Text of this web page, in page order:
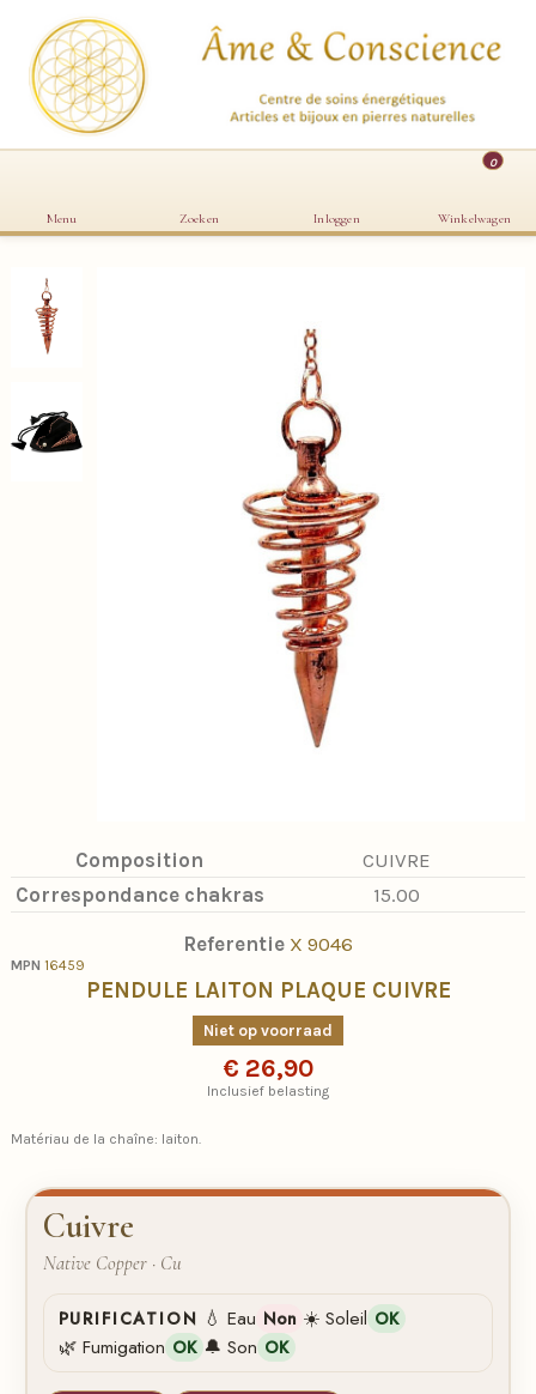
Menu Zoeken Inloggen
0
Winkelwagen
Composition
CUIVRE
Correspondance chakras
15.00
Referentie X 9046
MPN 16459
PENDULE LAITON PLAQUE CUIVRE
Niet op voorraad
€ 26,90
Inclusief belasting
Matériau de la chaîne: laiton.
Cuivre
Native Copper · Cu
PURIFICATION 💧 Eau Non ☀️ Soleil OK
🌿 Fumigation OK 🔔 Son OK